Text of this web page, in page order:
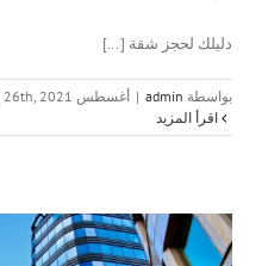
دليلك لحجز شقة [...]
بواسطة admin
| أغسطس 26th, 2021